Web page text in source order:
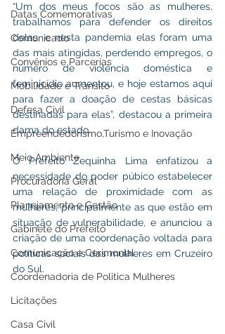
Datas Comemorativas
Comunicado
Convênios e Parcerias
Mobilidade e Trânsito
Defesa Civil
Empreendedorismo,Turismo e Inovação
Meio Ambiente
Procuradoria Geral
Planejamento e Gestão
Gabinete do Prefeito
Comunicação e Cerimonial
Coordenadoria de Politica Mulheres
Licitações
Casa Civil
“Um dos meus focos são as mulheres,
trabalhamos para defender os direitos
delas, e nesta pandemia elas foram uma
das mais atingidas, perdendo empregos, o
número de violência doméstica e
feminicídio aumentou, e hoje estamos aqui
para fazer a doação de cestas básicas
destinadas para elas”, destacou a primeira
dama do estado.
O Prefeito Zequinha Lima enfatizou a
necessidade do poder púbico estabelecer
uma relação de proximidade com as
mulheres, principalmente as que estão em
situação de vulnerabilidade, e anunciou a
criação de uma coordenação voltada para
políticas sociais das mulheres em Cruzeiro
do Sul.